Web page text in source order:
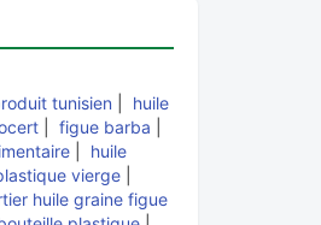
tunisien
huile
figue barba
huile
vierge
huile graine figue